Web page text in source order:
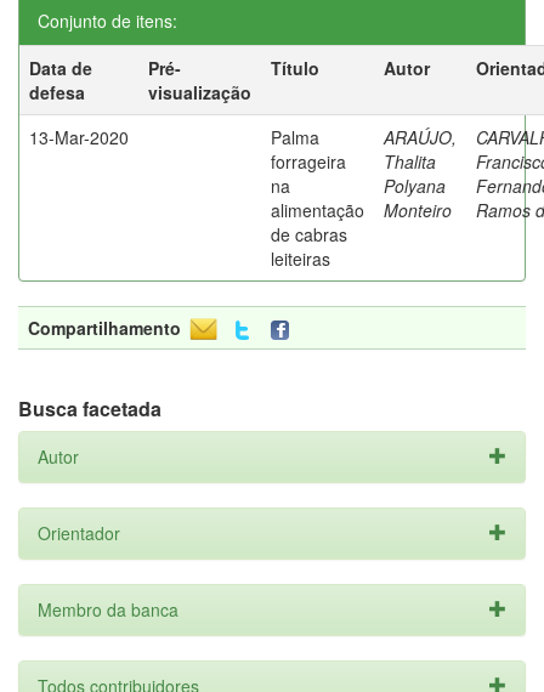
Conjunto de itens:
Data de
defesa
Pré-
visualização
Título Autor
13-Mar-2020
Palma
forrageira
na
alimentação
de cabras
leiteiras
ARAÚJO,
Thalita
Polyana
Monteiro
Ramos
Compartilhamento
Busca facetada
Autor
Orientador
Membro da banca
Todos contribuidores